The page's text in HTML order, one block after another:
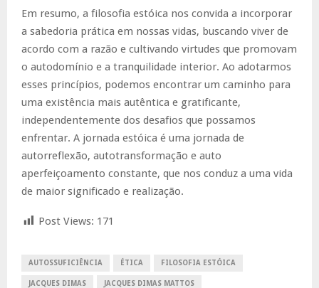
Em resumo, a filosofia estóica nos convida a incorporar
a sabedoria prática em nossas vidas, buscando viver de
acordo com a razão e cultivando virtudes que promovam
o autodomínio e a tranquilidade interior. Ao adotarmos
esses princípios, podemos encontrar um caminho para
uma existência mais autêntica e gratificante,
independentemente dos desafios que possamos
enfrentar. A jornada estóica é uma jornada de
autorreflexão, autotransformação e auto
aperfeiçoamento constante, que nos conduz a uma vida
de maior significado e realização.
Post Views: 171
AUTOSSUFICIÊNCIA ÉTICA FILOSOFIA ESTÓICA
JACQUES DIMAS JACQUES DIMAS MATTOS